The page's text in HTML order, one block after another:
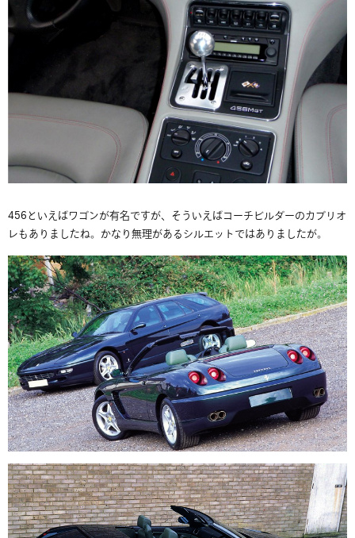
456といえばワゴンが有名ですが、そういえばコーチビルダーのカブリオ
レもありましたね。かなり無理があるシルエットではありましたが。